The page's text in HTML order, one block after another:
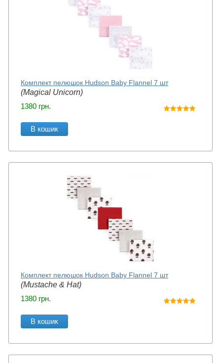
Комплект пелюшок Hudson Baby Flannel 7 шт
(Magical Unicorn)
1380 грн.
В кошик
Комплект пелюшок Hudson Baby Flannel 7 шт
(Mustache & Hat)
1380 грн.
В кошик